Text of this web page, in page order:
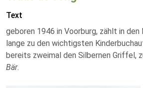
Text
geboren 1946 in Voorburg, zählt in den
lange zu den wichtigsten
bereits zweimal den Silbernen Griffel,
Bär.